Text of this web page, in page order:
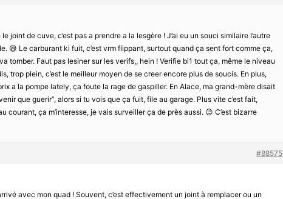
joint de cuve, c’est pas a prendre a la lesgère ! J’ai eu un souci similaire l’autre
😅 Le carburant ki fuit, c’est vrm flippant, surtout quand ça sent fort comme ça,
tomber. Faut pas lesiner sur les verifs,, hein ! Verifie bi1 tout ça, même le niveau
trop plein, c’est le meilleur moyen de se creer encore plus de soucis. En plus,
a la pompe lately, ça foute la rage de gaspiller. En Alace, ma grand-mère disait
que guerir”, alors si tu vois que ça fuit, file au garage. Plus vite c’est fait,
courant, ça m’interesse, je vais surveiller ça de près aussi. 😉 C’est bizarre
#88575
avec mon quad ! Souvent, c’est effectivement un joint à remplacer ou un